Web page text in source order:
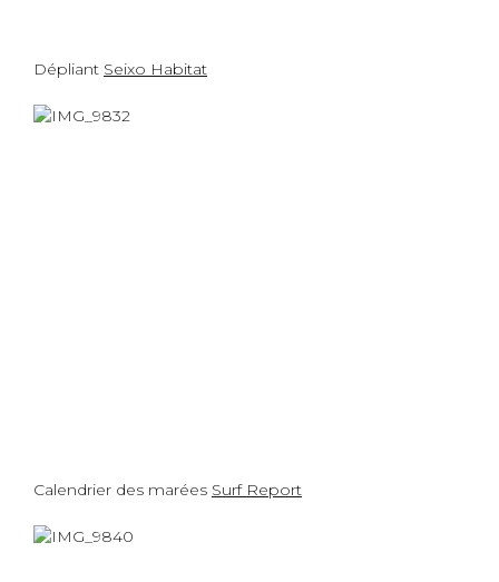
Dépliant Seixo Habitat
Calendrier des marées Surf Report